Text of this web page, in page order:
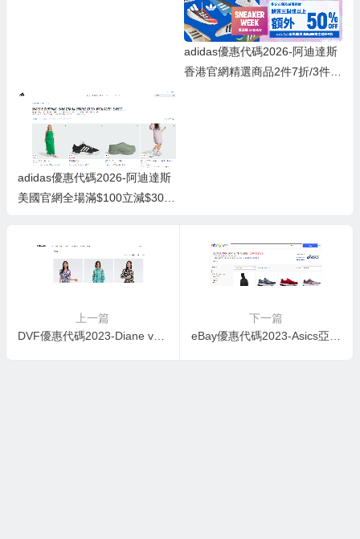
adidas優惠代碼2026-阿迪達斯
香港官網精選商品2件7折/3件以
adidas優惠代碼2026-阿迪達斯
美國官網全場滿$100立減$30促
上一篇
DVF優惠代碼2023-Diane von Furstenberg香港站服飾季末清倉低至5折
下一篇
eBay優惠代碼2023-Asics亞瑟士旗艦店精選鞋服低至3折+額外85折促銷